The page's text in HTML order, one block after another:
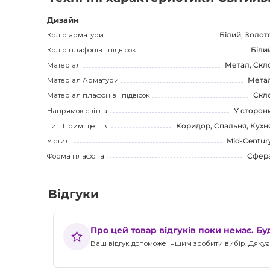
RADIOHUS PENDANT VL 45 - це не просто світильник,
життя трохи яскравішим і комфортнішим. Його стильний
дозволять вам втілити в життя будь-які дизайнерські
Купіть RADIOHUS PENDANT VL 45 і надайте своєму
Дизайн
Колір арматури
Білий,
Колір плафонів і підвісок
Матеріал
Метал,
Матеріал Арматури
Матеріал плафонів і підвісок
Напрямок світла
У
Тип Приміщення
Коридор, Спальня,
У стилі
Mid-
Форма плафона
Відгуки
Про цей товар відгуків поки немає.
Ваш відгук допоможе іншим зробити вибір.